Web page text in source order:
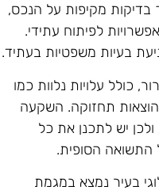
מקיפות על הנכס,
לפיתוח עתידי.
בעיות משפטיות בעתיד.
כולל עלויות נלוות כמו
תחזוקה. השקעה
יש לתכנן את כל
התשואה הסופית.
בעיר נמצא במגמת